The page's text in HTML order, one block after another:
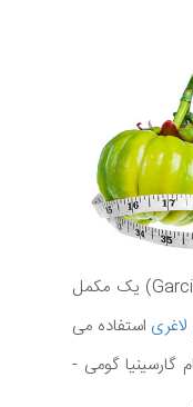
گارسینیا کامبوجیا (Garcinia cambogia) یک مکمل
لاغری استفاده می
گومی -